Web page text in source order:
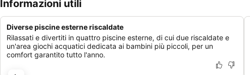
Informazioni utili
Diverse piscine esterne riscaldate
Rilassati e divertiti in quattro piscine esterne, di cui due riscaldate e
un'area giochi acquatici dedicata ai bambini più piccoli, per un
comfort garantito tutto l'anno.